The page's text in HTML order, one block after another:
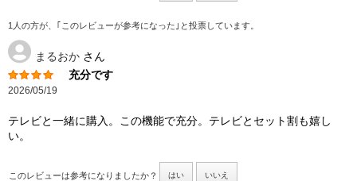
1人の方が、｢このレビューが参考になった｣と投票しています。
まるおか さん
充分です
2026/05/19
テレビと一緒に購入。この機能で充分。テレビとセット割も嬉し
い。
このレビューは参考になりましたか？ はい いいえ